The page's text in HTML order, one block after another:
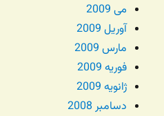
می 2009
آوریل 2009
مارس 2009
فوریه 2009
ژانویه 2009
دسامبر 2008